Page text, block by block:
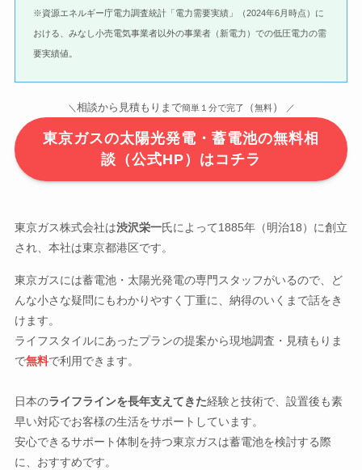
※資源エネルギー庁電力調査統計「電力需要実績」（2024年6月時点）に
おける、みなし小売電気事業者以外の事業者（新電力）での低圧電力の需
要実績値。
＼ 相談から見積もりまで簡単１分で完了 （無料） ／
東京ガスの太陽光発電・蓄電池の無料相
談（公式HP）はコチラ
東京ガス株式会社は渋沢栄一氏によって1885年（明治18）に創立
され、本社は東京都港区です。
東京ガスには蓄電池・太陽光発電の専門スタッフがいるので、ど
んな小さな疑問にもわかりやすく丁重に、納得のいくまで話をき
けます。
ライフスタイルにあったプランの提案から現地調査・見積もりま
で無料で利用できます。
日本のライフラインを長年支えてきた経験と技術で、設置後も素
早い対応でお客様の生活をサポートしています。
安心できるサポート体制を持つ東京ガスは蓄電池を検討する際
に、おすすめです。